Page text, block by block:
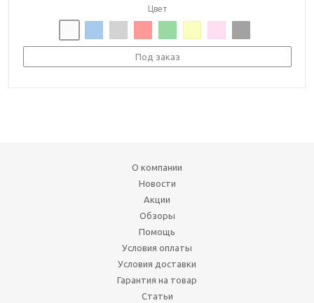
Цвет
Под заказ
О компании
Новости
Акции
Обзоры
Помощь
Условия оплаты
Условия доставки
Гарантия на товар
Статьи